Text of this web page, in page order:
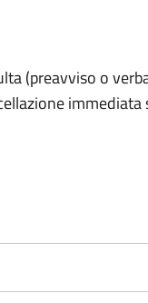
(preavviso o